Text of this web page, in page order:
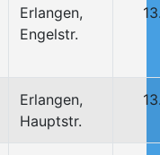
Erlangen,
Engelstr.
Erlangen,
Hauptstr.